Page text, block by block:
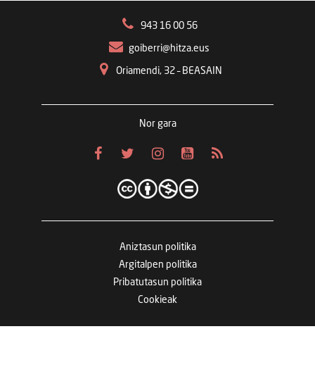
943 16 00 56
goiberri@hitza.eus
Oriamendi, 32 – BEASAIN
Nor gara
Aniztasun politika
Argitalpen politika
Pribatutasun politika
Cookieak